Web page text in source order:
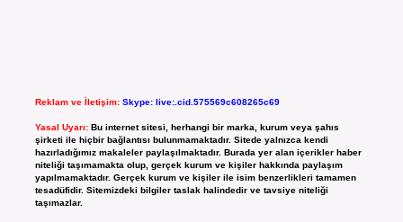
Reklam ve İletişim: Skype: live:.cid.575569c608265c69
Yasal Uyarı: Bu internet sitesi, herhangi bir marka, kurum veya şahıs
şirketi ile hiçbir bağlantısı bulunmamaktadır. Sitede yalnızca kendi
hazırladığımız makaleler paylaşılmaktadır. Burada yer alan içerikler haber
niteliği taşımamakta olup, gerçek kurum ve kişiler hakkında paylaşım
yapılmamaktadır. Gerçek kurum ve kişiler ile isim benzerlikleri tamamen
tesadüfidir. Sitemizdeki bilgiler taslak halindedir ve tavsiye niteliği
taşımazlar.